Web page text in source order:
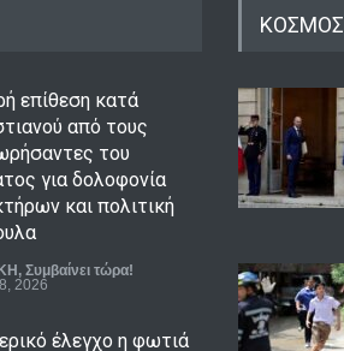
επίθεση κατά
από τους
του
για δολοφονία
και πολιτική
, Συμβαίνει τώρα!
2026
έλεγχο η φωτιά
ΚΟΣΜΟΣ